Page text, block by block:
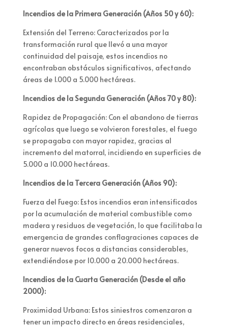
Incendios de la Primera Generación (Años 50 y 60):
Extensión del Terreno: Caracterizados por la
transformación rural que llevó a una mayor
continuidad del paisaje, estos incendios no
encontraban obstáculos significativos, afectando
áreas de 1.000 a 5.000 hectáreas.
Incendios de la Segunda Generación (Años 70 y 80):
Rapidez de Propagación: Con el abandono de tierras
agrícolas que luego se volvieron forestales, el fuego
se propagaba con mayor rapidez, gracias al
incremento del matorral, incidiendo en superficies de
5.000 a 10.000 hectáreas.
Incendios de la Tercera Generación (Años 90):
Fuerza del Fuego: Estos incendios eran intensificados
por la acumulación de material combustible como
madera y residuos de vegetación, lo que facilitaba la
emergencia de grandes conflagraciones capaces de
generar nuevos focos a distancias considerables,
extendiéndose por 10.000 a 20.000 hectáreas.
Incendios de la Cuarta Generación (Desde el año
2000):
Proximidad Urbana: Estos siniestros comenzaron a
tener un impacto directo en áreas residenciales,